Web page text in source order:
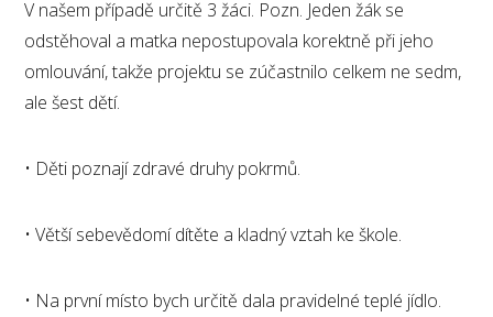
V našem případě určitě 3 žáci. Pozn. Jeden žák se
odstěhoval a matka nepostupovala korektně při jeho
omlouvání, takže projektu se zúčastnilo celkem ne sedm,
ale šest dětí.
• Děti poznají zdravé druhy pokrmů.
• Větší sebevědomí dítěte a kladný vztah ke škole.
• Na první místo bych určitě dala pravidelné teplé jídlo.